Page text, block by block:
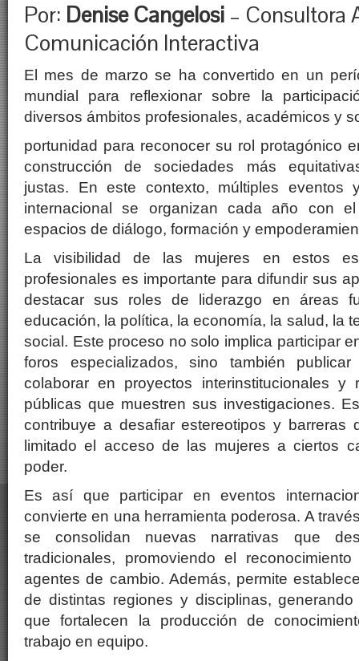
Por: Denise Cangelosi – Consultora
Comunicación Interactiva
El mes de marzo se ha convertido en un
mundial para reflexionar sobre la
diversos ámbitos profesionales, académicos y
portunidad para reconocer su rol protagónico
construcción de sociedades más
justas. En este contexto, múltiples eventos
internacional se organizan cada año con
espacios de diálogo, formación y
La visibilidad de las mujeres en estos
profesionales es importante para difundir sus
destacar sus roles de liderazgo en áreas
educación, la política, la economía, la salud, la
social. Este proceso no solo implica participar
foros especializados, sino también publicar
colaborar en proyectos interinstitucionales y
públicas que muestren sus investigaciones.
contribuye a desafiar estereotipos y barreras
limitado el acceso de las mujeres a ciertos
poder.
Es así que participar en eventos
convierte en una herramienta poderosa. A
se consolidan nuevas narrativas que
tradicionales, promoviendo el
agentes de cambio. Además, permite
de distintas regiones y disciplinas,
que fortalecen la producción de
trabajo en equipo.